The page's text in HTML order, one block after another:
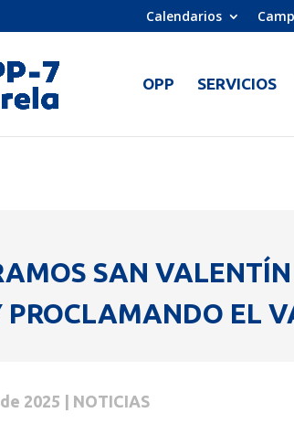
Calendarios
OPP SERVICIOS
SAN
PROCLAMANDO EL
2025 | NOTICIAS